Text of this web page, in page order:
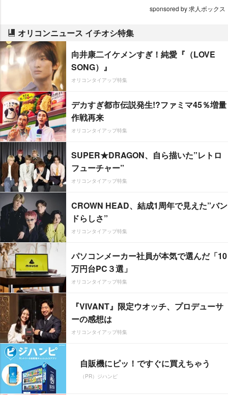
sponsored by 求人ボックス
オリコンニュース イチオシ特集
向井康二イケメンすぎ！純愛『（LOVE
SONG）』
オリコンタイアップ特集
デカすぎ都市伝説発生!?ファミマ45％増量
作戦再来
オリコンタイアップ特集
SUPER★DRAGON、自ら描いた”レトロ
フューチャー”
オリコンタイアップ特集
CROWN HEAD、結成1周年で見えた”バン
ドらしさ”
オリコンタイアップ特集
パソコンメーカー社員が本気で選んだ「10
万円台PC３選」
オリコンタイアップ特集
『VIVANT』限定ウオッチ、プロデューサ
ーの感想は
オリコンタイアップ特集
自販機にピッ！ですぐに買えちゃう
（PR）ジハンピ